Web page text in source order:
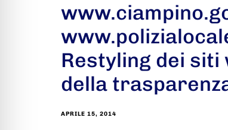
Restyling dei siti
della
APRILE 15, 2014